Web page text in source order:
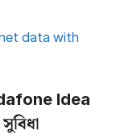
Idea